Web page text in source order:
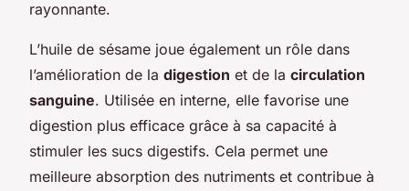
rayonnante.
L’huile de sésame joue également un rôle dans
l’amélioration de la digestion et de la circulation
sanguine. Utilisée en interne, elle favorise une
digestion plus efficace grâce à sa capacité à
stimuler les sucs digestifs. Cela permet une
meilleure absorption des nutriments et contribue à